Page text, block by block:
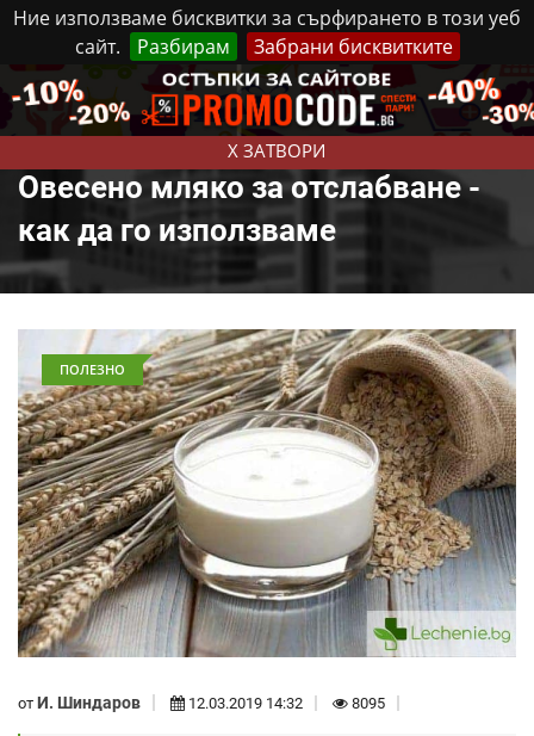
Ние използваме бисквитки за сърфирането в този уеб
сайт.
Разбирам Забрани бисквитките
X ЗАТВОРИ
Петък, 7 Август, 2026 Реклама Контакти
Овесено мляко за отслабване -
как да го използваме
ПОЛЕЗНО
от И. Шиндаров 12.03.2019 14:32 8095